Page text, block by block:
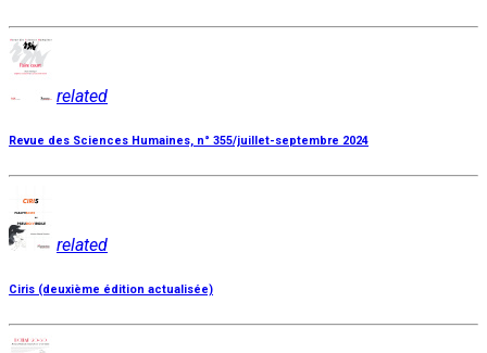
related
Revue des Sciences Humaines, n° 355/juillet-septembre 2024
related
Ciris (deuxième édition actualisée)